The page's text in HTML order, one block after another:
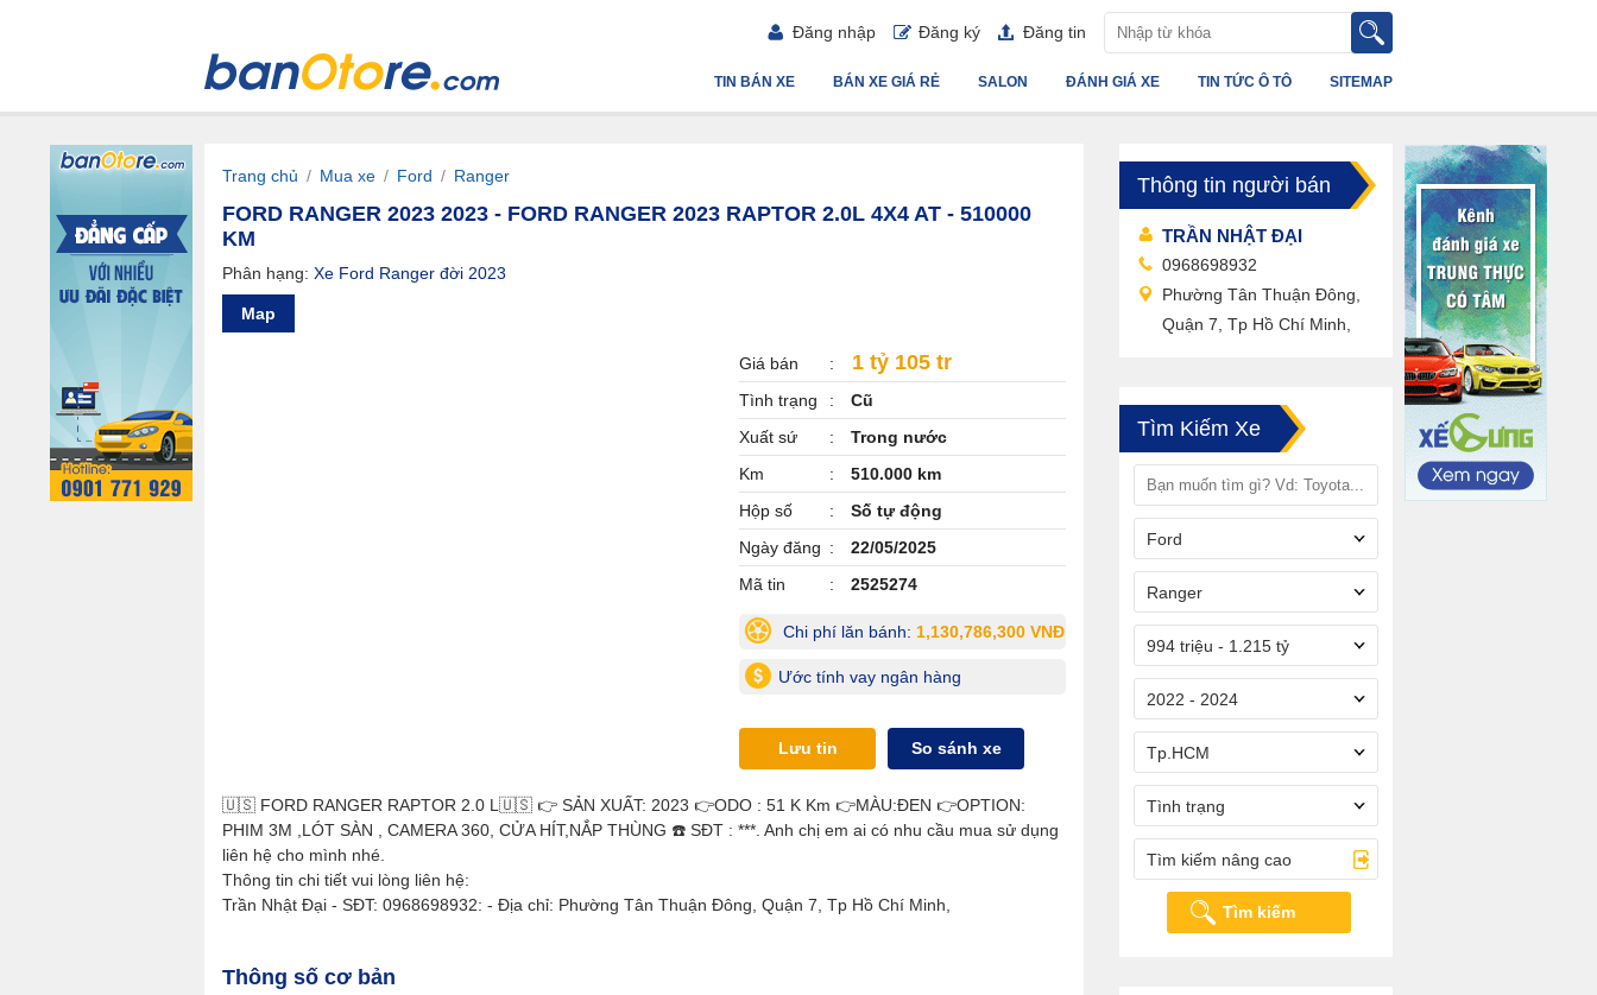
Đăng nhập Đăng ký Đăng tin
SITEMAP
TIN TỨC Ô TÔ
ĐÁNH GIÁ XE
SALON
BÁN XE GIÁ RẺ
TIN BÁN XE
Trang chủ / Mua xe / Ford / Ranger
FORD RANGER 2023 2023 - FORD RANGER 2023 RAPTOR 2.0L 4X4 AT - 510000
KM
Phân hạng: Xe Ford Ranger đời 2023
Map
Giá bán 1 tỷ 105 tr
Tình trạng
Cũ
Xuất sứ
Trong nước
Km
510.000 km
Hộp số
Số tự động
Ngày đăng
22/05/2025
Mã tin
2525274
Chi phí lăn bánh: 1,130,786,300 VNĐ
Ước tính vay ngân hàng
Lưu tin So sánh xe
🇺🇸 FORD RANGER RAPTOR 2.0 L🇺🇸 👉 SẢN XUẤT: 2023 👉ODO : 51 K Km 👉MÀU:ĐEN 👉OPTION:
PHIM 3M ,LÓT SÀN , CAMERA 360, CỬA HÍT,NẮP THÙNG ☎️ SĐT : ***. Anh chị em ai có nhu cầu mua sử dụng
liên hệ cho mình nhé.
Thông tin chi tiết vui lòng liên hệ:
Trần Nhật Đại - SĐT: 0968698932: - Địa chỉ: Phường Tân Thuận Đông, Quận 7, Tp Hồ Chí Minh,
Thông số cơ bản
Thông tin người bán
TRẦN NHẬT ĐẠI
0968698932
Phường Tân Thuận Đông,
Quận 7, Tp Hồ Chí Minh,
Tìm Kiếm Xe
Ford
Ranger
994 triệu - 1.215 tỷ
2022 - 2024
Tp.HCM
Tình trạng
Tìm kiếm nâng cao
Tìm kiếm